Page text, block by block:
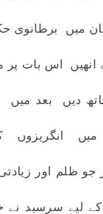
میں برطانوی
اس بات پر
دیں بعد میں
میں
جو ظلم اور
کے لیے سرسید